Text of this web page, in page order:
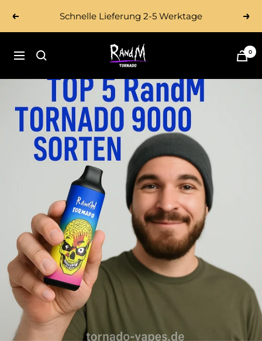
zum
Inhalt
Zurück Schnelle Lieferung 2-5 Werktage
Navigation
Tornado
Vape
0